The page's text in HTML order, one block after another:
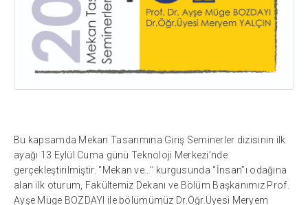
Bu kapsamda Mekan Tasarımına Giriş Seminerler dizisinin ilk
ayağı 13 Eylül Cuma günü Teknoloji Merkezi’nde
gerçekleştirilmiştir. ‘’Mekan ve…’’ kurgusunda ‘’İnsan’’ı odağına
alan ilk oturum, Fakültemiz Dekanı ve Bölüm Başkanımız Prof.
Ayşe Müge BOZDAYI ile bölümümüz Dr.Öğr.Üyesi Meryem